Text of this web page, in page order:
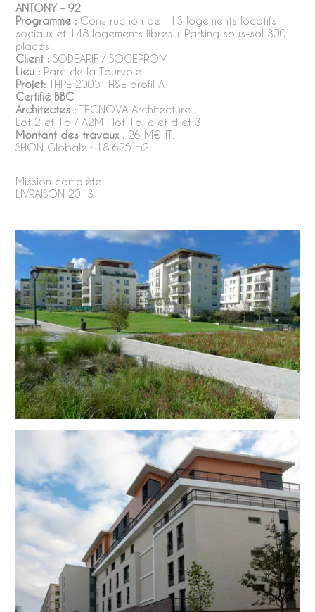
ANTONY – 92
Programme : Construction de 113 logements locatifs
sociaux et 148 logements libres + Parking sous-sol 300
places
Client : SODEARIF / SOGEPROM
Lieu : Parc de la Tourvoie
Projet: THPE 2005—H&E profil A
Certifié BBC
Architectes : TECNOVA Architecture
Lot 2 et 1a / A2M : lot 1b, c et d et 3.
Montant des travaux : 26 M€HT.
SHON Globale : 18 625 m2
Mission complète
LIVRAISON 2013